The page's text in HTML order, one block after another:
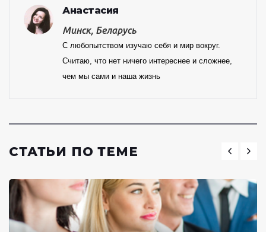
Анастасия
Минск, Беларусь
С любопытством изучаю себя и мир вокруг.
Считаю, что нет ничего интереснее и сложнее,
чем мы сами и наша жизнь
СТАТЬИ ПО ТЕМЕ